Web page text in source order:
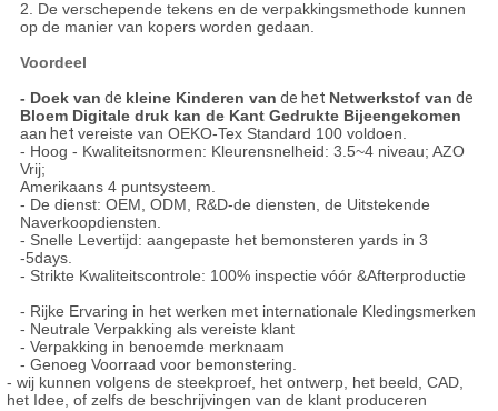
2. De verschepende tekens en de verpakkingsmethode kunnen
op de manier van kopers worden gedaan.
Voordeel
- Doek van de kleine Kinderen van de het Netwerkstof van de
Bloem Digitale druk kan de Kant Gedrukte Bijeengekomen
aan het vereiste van OEKO-Tex Standard 100 voldoen.
- Hoog - Kwaliteitsnormen: Kleurensnelheid: 3.5~4 niveau; AZO
Vrij;
Amerikaans 4 puntsysteem.
- De dienst: OEM, ODM, R&D-de diensten, de Uitstekende
Naverkoopdiensten.
- Snelle Levertijd: aangepaste het bemonsteren yards in 3
-5days.
- Strikte Kwaliteitscontrole: 100% inspectie vóór &Afterproductie
- Rijke Ervaring in het werken met internationale Kledingsmerken
- Neutrale Verpakking als vereiste klant
- Verpakking in benoemde merknaam
- Genoeg Voorraad voor bemonstering.
- wij kunnen volgens de steekproef, het ontwerp, het beeld, CAD,
het Idee, of zelfs de beschrijvingen van de klant produceren